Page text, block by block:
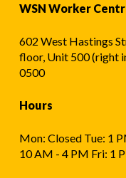
WSN Worker
602 West Hastings
floor, Unit 500 (right
0500
Hours
Mon: Closed Tue: 1
10 AM - 4 PM Fri: 1